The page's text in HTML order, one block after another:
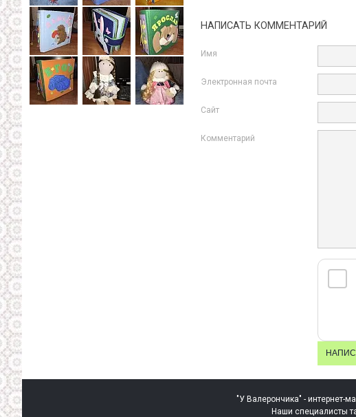
НАПИСАТЬ КОММЕНТАРИЙ
Имя
Электронная почта
Сайт
Комментарий
"У Валерончика" - интернет-
Наши специалисты